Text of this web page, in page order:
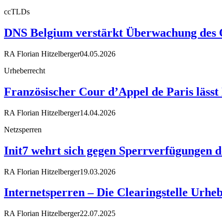
ccTLDs
DNS Belgium verstärkt Überwachung
RA Florian Hitzelberger04.05.2026
Urheberrecht
Französischer Cour d’Appel de Paris
RA Florian Hitzelberger14.04.2026
Netzsperren
Init7 wehrt sich gegen Sperrverfügungen
RA Florian Hitzelberger19.03.2026
Internetsperren – Die Clearingstelle
RA Florian Hitzelberger22.07.2025